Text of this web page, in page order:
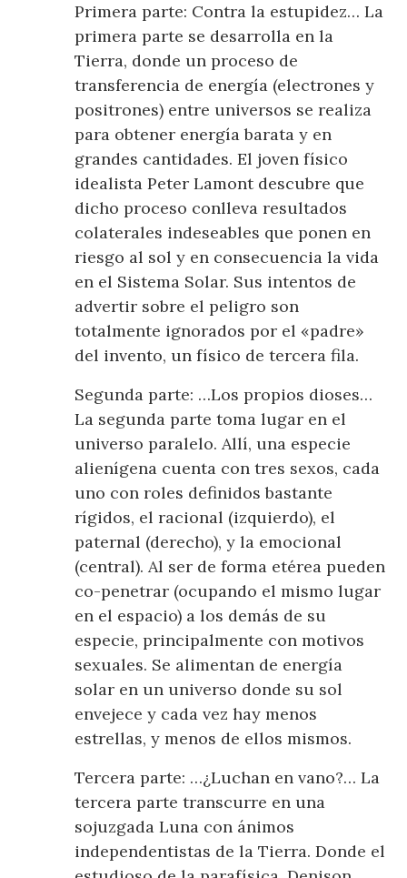
Primera parte: Contra la estupidez… La
primera parte se desarrolla en la
Tierra, donde un proceso de
transferencia de energía (electrones y
positrones) entre universos se realiza
para obtener energía barata y en
grandes cantidades. El joven físico
idealista Peter Lamont descubre que
dicho proceso conlleva resultados
colaterales indeseables que ponen en
riesgo al sol y en consecuencia la vida
en el Sistema Solar. Sus intentos de
advertir sobre el peligro son
totalmente ignorados por el «padre»
del invento, un físico de tercera fila.
Segunda parte: …Los propios dioses…
La segunda parte toma lugar en el
universo paralelo. Allí, una especie
alienígena cuenta con tres sexos, cada
uno con roles definidos bastante
rígidos, el racional (izquierdo), el
paternal (derecho), y la emocional
(central). Al ser de forma etérea pueden
co-penetrar (ocupando el mismo lugar
en el espacio) a los demás de su
especie, principalmente con motivos
sexuales. Se alimentan de energía
solar en un universo donde su sol
envejece y cada vez hay menos
estrellas, y menos de ellos mismos.
Tercera parte: …¿Luchan en vano?… La
tercera parte transcurre en una
sojuzgada Luna con ánimos
independentistas de la Tierra. Donde el